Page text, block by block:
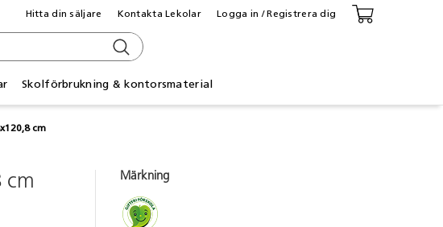
Skolförbrukning & kontorsmaterial
Hitta din säljare Kontakta Lekolar Logga in / Registrera dig
cm
cm Märkning